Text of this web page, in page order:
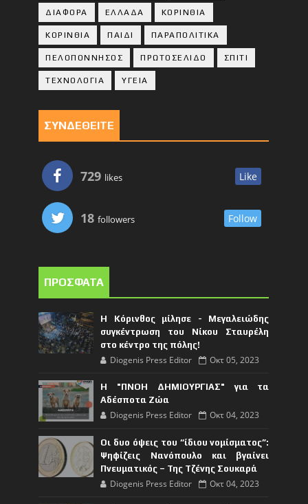
ΔΙΑΦΟΡΑ ΕΛΛΑΔΑ ΚΟΡΙΝΘΙΑ
ΚΟΡΙΝΘΙA ΠΑΙΔΙ ΠΑΡΑΠΟΛΙΤΙΚΑ
ΠΕΛΟΠΟΝΝΗΣΟΣ ΠΡΩΤΟΣΕΛΙΔΟ ΣΠΙΤΙ
ΤΕΧΝΟΛΟΓΙΑ ΥΓΕΙΑ
ΣΥΝΔΕΘΕΙΤΕ
729 likes Like
18 followers Follow
ΠΡΟΣΦΑΤΑ
Η Κόρινθος μίλησε - Μεγαλειώδης
συγκέντρωση του Νίκου Σταυρέλη
στο κέντρο της πόλης!
Diogenis Press Editor Οκτ 05, 2023
Η "ΠΝΟΗ ΔΗΜΙΟΥΡΓΙΑΣ" για τα
Αδέσποτα Ζώα
Diogenis Press Editor Οκτ 04, 2023
Οι δυο όψεις του “ίδιου νομίσματος”:
Ψηφίζεις Νανόπουλο και βγαίνει
Πνευματικός – Της Τζένης Σουκαρά
Diogenis Press Editor Οκτ 04, 2023